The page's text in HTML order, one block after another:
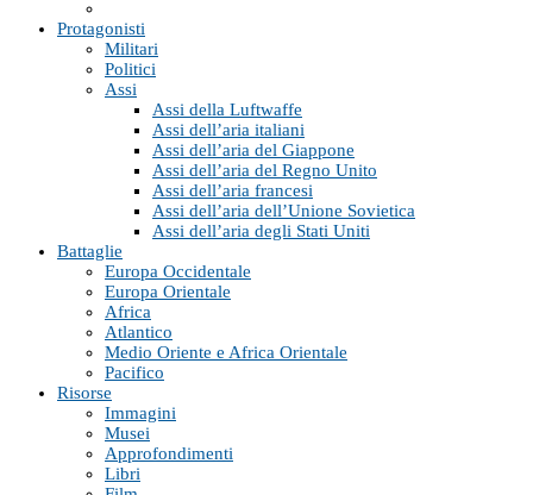
Protagonisti
Militari
Politici
Assi
Assi della Luftwaffe
Assi dell’aria italiani
Assi dell’aria del Giappone
Assi dell’aria del Regno Unito
Assi dell’aria francesi
Assi dell’aria dell’Unione Sovietica
Assi dell’aria degli Stati Uniti
Battaglie
Europa Occidentale
Europa Orientale
Africa
Atlantico
Medio Oriente e Africa Orientale
Pacifico
Risorse
Immagini
Musei
Approfondimenti
Libri